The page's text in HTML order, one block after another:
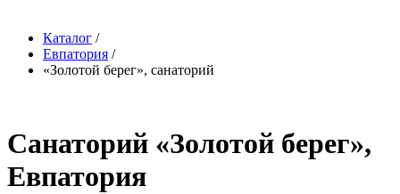
Каталог /
Евпатория /
«Золотой берег», санаторий
Санаторий «Золотой берег»,
Евпатория